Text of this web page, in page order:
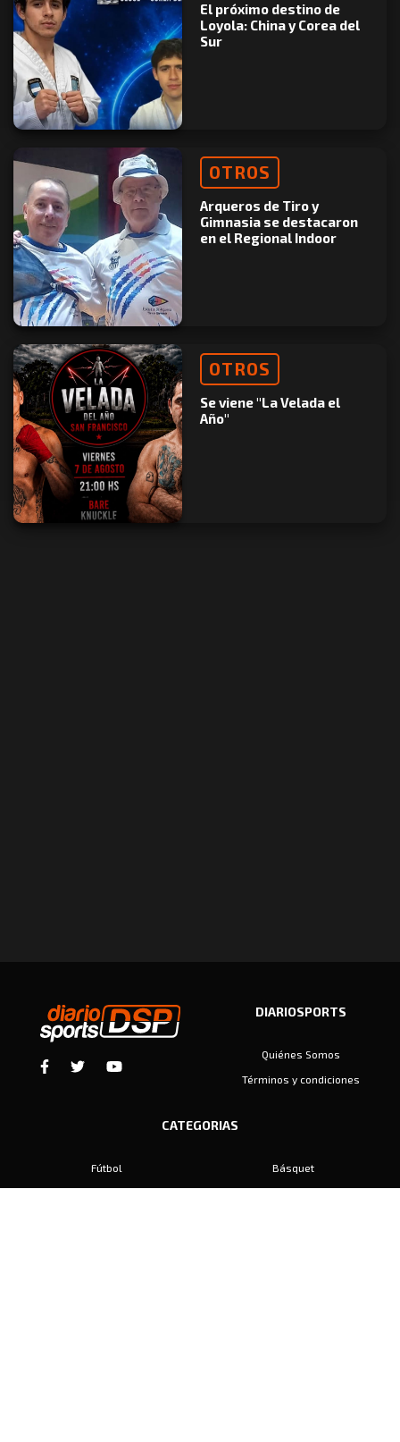
El próximo destino de
Loyola: China y Corea del
Sur
OTROS
Arqueros de Tiro y
Gimnasia se destacaron
en el Regional Indoor
OTROS
Se viene "La Velada el
Año"
DIARIOSPORTS
Quiénes Somos
Términos y condiciones
CATEGORIAS
Fútbol
Básquet